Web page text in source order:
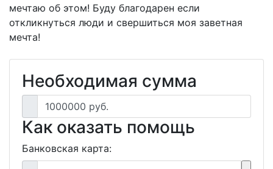
мечтаю об этом! Буду благодарен если
откликнуться люди и свершиться моя заветная
мечта!
Необходимая сумма
1000000 руб.
Как оказать помощь
Банковская карта: